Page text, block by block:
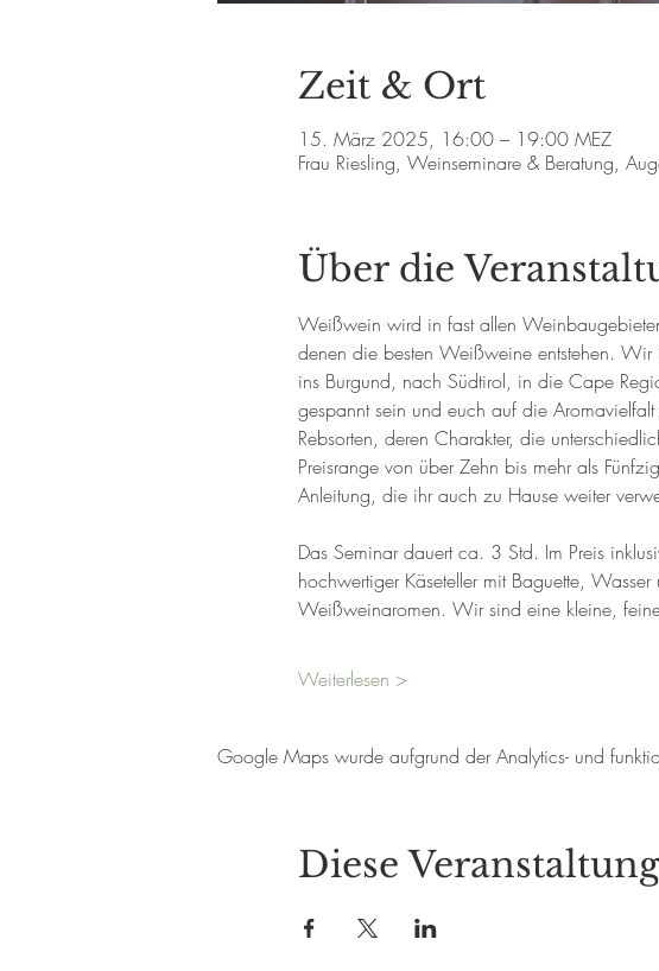
Zeit & Ort
15. März 2025, 16:00 – 19:00 MEZ
Frau Riesling, Weinseminare & Beratung,
Über die
Weißwein wird in fast allen
denen die besten Weißweine entstehen.
ins Burgund, nach Südtirol, in die Cape
gespannt sein und euch auf die
Rebsorten, deren Charakter, die
Preisrange von über Zehn bis mehr als
Anleitung, die ihr auch zu Hause weiter
Das Seminar dauert ca. 3 Std. Im Preis
hochwertiger Käseteller mit Baguette,
Weißweinaromen. Wir sind eine kleine,
Weiterlesen >
Google Maps wurde aufgrund der Analytics- und
Diese